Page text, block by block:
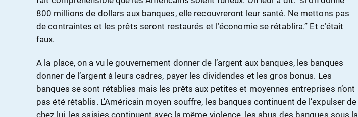
800 millions de dollars aux banques, elle recouvreront leur santé. Ne mettons pas
de contraintes et les prêts seront restaurés et l’économie se rétablira.” Et c’était
faux.
A la place, on a vu le gouvernement donner de l’argent aux banques, les banques
donner de l’argent à leurs cadres, payer les dividendes et les gros bonus. Les
banques se sont rétablies mais les prêts aux petites et moyennes entreprises n’ont
pas été rétablis. L’Américain moyen souffre, les banques continuent de l’expulser de